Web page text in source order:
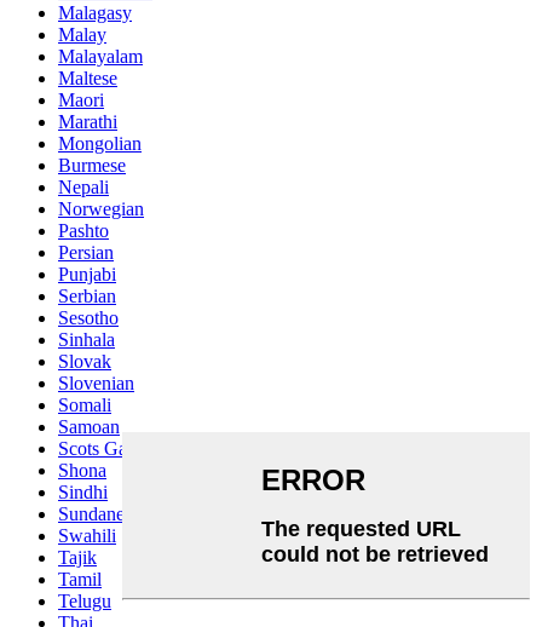
Malagasy
Malay
Malayalam
Maltese
Maori
Marathi
Mongolian
Burmese
Nepali
Norwegian
Pashto
Persian
Punjabi
Serbian
Sesotho
Sinhala
Slovak
Slovenian
Somali
Samoan
Scots Gaelic
Shona
Sindhi
Sundanese
Swahili
Tajik
Tamil
Telugu